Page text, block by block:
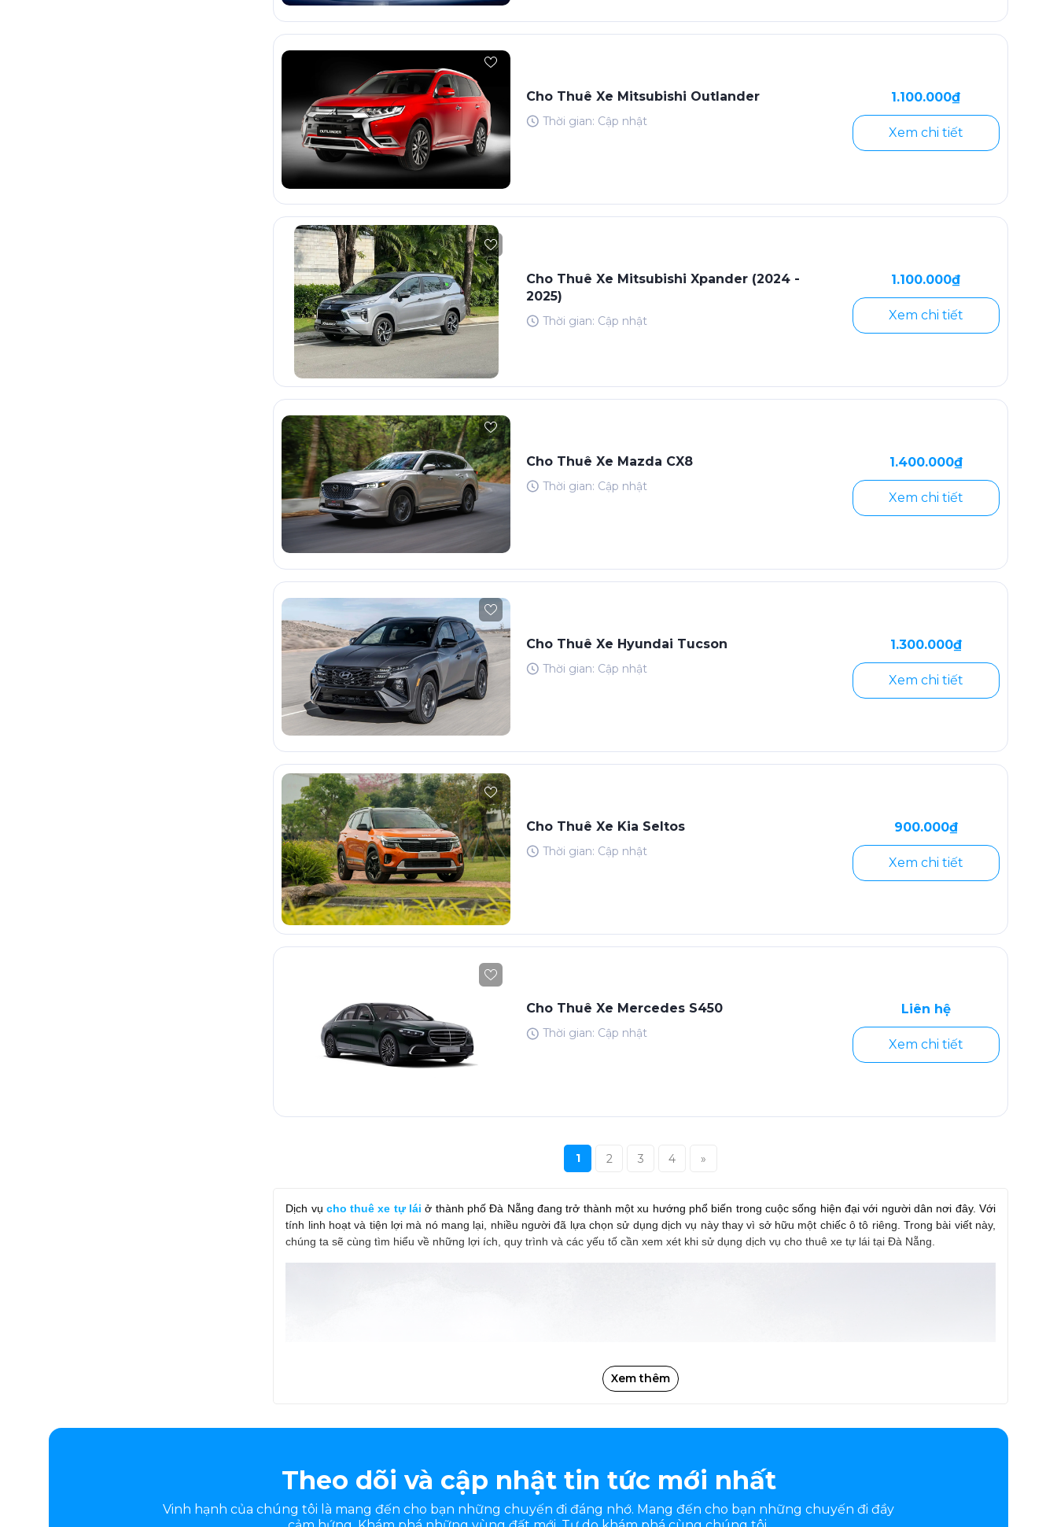
Cho Thuê Xe Mitsubishi Outlander
Thời gian: Cập nhật
1.100.000₫
Xem chi tiết
Cho Thuê Xe Mitsubishi Xpander (2024 -
2025)
Thời gian: Cập nhật
1.100.000₫
Xem chi tiết
Cho Thuê Xe Mazda CX8
Thời gian: Cập nhật
1.400.000₫
Xem chi tiết
Cho Thuê Xe Hyundai Tucson
Thời gian: Cập nhật
1.300.000₫
Xem chi tiết
Cho Thuê Xe Kia Seltos
Thời gian: Cập nhật
900.000₫
Xem chi tiết
Cho Thuê Xe Mercedes S450
Thời gian: Cập nhật
Liên hệ
Xem chi tiết
1 2 3 4 »
Dịch vụ cho thuê xe tự lái ở thành phố Đà Nẵng đang trở thành một xu hướng phổ biến trong cuộc sống hiện đại với người dân nơi đây. Với
tính linh hoạt và tiện lợi mà nó mang lại, nhiều người đã lựa chọn sử dụng dịch vụ này thay vì sở hữu một chiếc ô tô riêng. Trong bài viết này,
chúng ta sẽ cùng tìm hiểu về những lợi ích, quy trình và các yếu tố cần xem xét khi sử dụng dịch vụ cho thuê xe tự lái tại Đà Nẵng.
Xem thêm
Theo dõi và cập nhật tin tức mới nhất
Vinh hạnh của chúng tôi là mang đến cho bạn những chuyến đi đáng nhớ. Mang đến cho bạn những chuyến đi đầy